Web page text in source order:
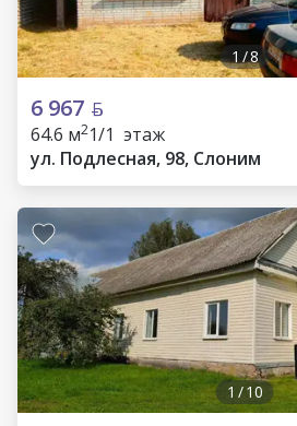
1 /8
6 967
64.6 м21/1 этаж
ул. Подлесная, 98, Слоним
1 /10